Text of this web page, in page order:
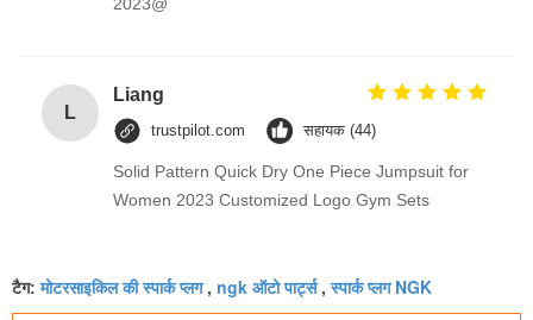
2023@
L
Liang
trustpilot.com सहायक (44)
Solid Pattern Quick Dry One Piece Jumpsuit for
Women 2023 Customized Logo Gym Sets
टैग:मोटरसाइकिल की स्पार्क प्लग, ngk ऑटो पार्ट्स,स्पार्क प्लग NGK